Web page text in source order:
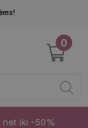
turinį
0
net iki -50%